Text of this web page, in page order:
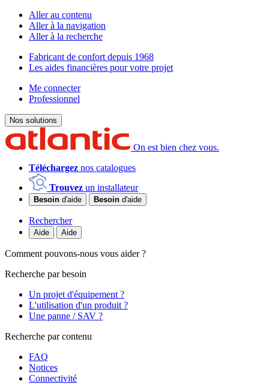
Aller au contenu
Aller à la navigation
Aller à la recherche
Fabricant de confort depuis 1968
Les aides financières pour votre projet
Me connecter
Professionnel
Nos solutions
On est bien chez vous.
Téléchargez nos catalogues
Trouvez un installateur
Besoin d'aide Besoin d'aide
Rechercher
Aide Aide
Comment pouvons-nous vous aider ?
Recherche par besoin
Un projet d'équipement ?
L'utilisation d'un produit ?
Une panne / SAV ?
Recherche par contenu
FAQ
Notices
Connectivité